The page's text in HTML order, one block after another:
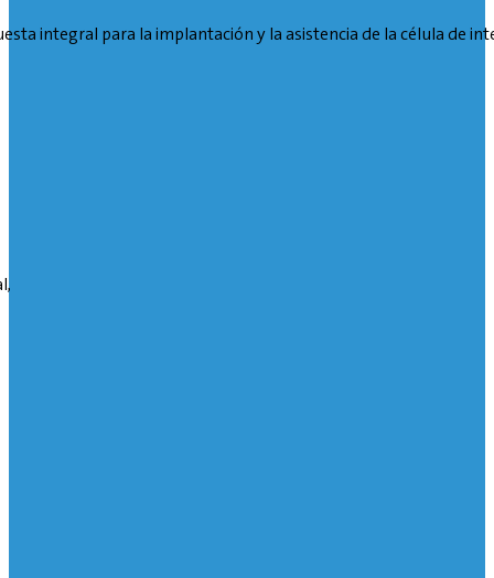
integral para la implantación y la asistencia de la célula de